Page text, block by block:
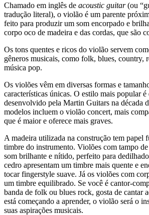
Chamado em inglês de acoustic guitar(ou
tradução literal), o violão é um parente
feito para produzir um som encorpado e
corpo oco de madeira e das cordas, que são
Os tons quentes e ricos do violão servem
gêneros musicais, como folk, blues, country,
música pop.
Os violões vêm em diversas formas e
características únicas. O estilo mais popular é
desenvolvido pela Martin Guitars na década
modelos incluem o violão concert, mais
que é maior e oferece mais graves.
A madeira utilizada na construção tem papel
timbre do instrumento. Violões com tampo
som brilhante e nítido, perfeito para
cedro apresentam um timbre mais quente e
tocar fingerstyle suave. Já os violões com
um timbre equilibrado. Se você é cantor-
banda de folk ou blues rock, gosta de cantar
está começando a aprender, o violão será o
suas aspirações musicais.